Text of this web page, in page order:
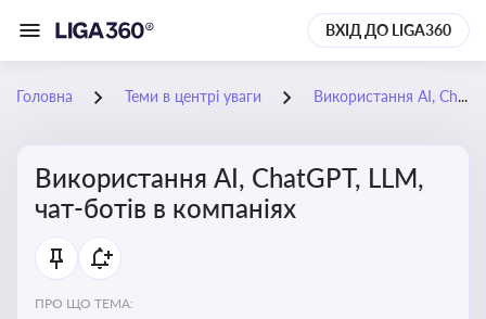
ВХІД ДО LIGA360
Головна Теми в центрі уваги Використання AI, ChatGPT, LLM, чат-ботів в компаніях
Використання AI, ChatGPT, LLM,
чат-ботів в компаніях
ПРО ЩО ТЕМА: